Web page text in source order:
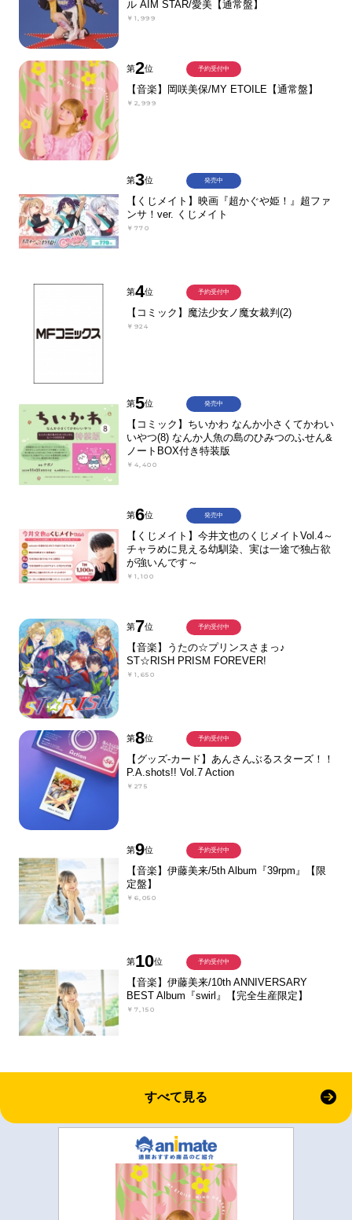
ル AIM STAR/愛美【通常盤】
￥1,999
第2位
【音楽】岡咲美保/MY ETOILE【通常盤】
￥2,999
予約受付中
第3位
【くじメイト】映画『超かぐや姫！』超ファ
ンサ！ver. くじメイト
￥770
発売中
第4位
【コミック】魔法少女ノ魔女裁判(2)
￥924
予約受付中
第5位
【コミック】ちいかわ なんか小さくてかわい
いやつ(8) なんか人魚の島のひみつのふせん&
ノートBOX付き特装版
￥4,400
発売中
第6位
【くじメイト】今井文也のくじメイトVol.4～
チャラめに見える幼馴染、実は一途で独占欲
が強いんです～
￥1,100
発売中
第7位
【音楽】うたの☆プリンスさまっ♪
ST☆RISH PRISM FOREVER!
￥1,650
予約受付中
第8位
【グッズ-カード】あんさんぶるスターズ！！
P.A.shots!! Vol.7 Action
￥275
予約受付中
第9位
【音楽】伊藤美来/5th Album『39rpm』【限
定盤】
￥6,050
予約受付中
第10位
【音楽】伊藤美来/10th ANNIVERSARY
BEST Album『swirl』【完全生産限定】
￥7,150
予約受付中
すべて見る